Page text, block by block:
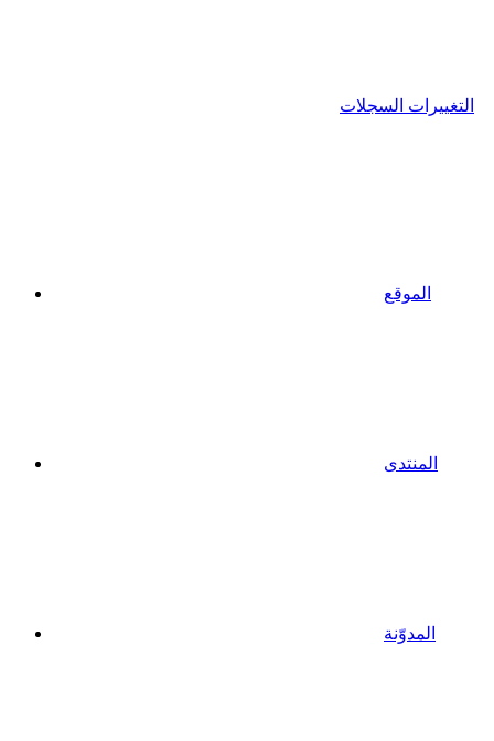
التغييرات السجلات
الموقع
المنتدى
المدوّنة